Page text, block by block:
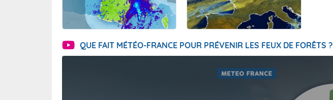
QUE FAIT MÉTÉO-FRANCE POUR PRÉVENIR LES FEUX DE FORÊTS ?